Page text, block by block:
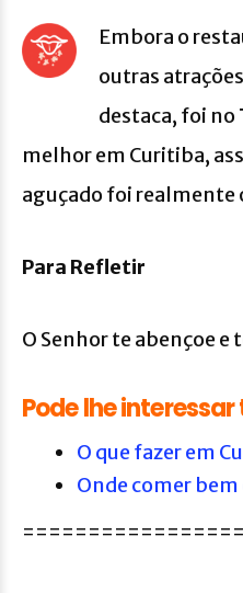
Embora o
outras
destaca, foi no
melhor em Curitiba,
aguçado foi realmente
Para Refletir
O Senhor te abençoe
Pode lhe
O que fazer em
Onde comer